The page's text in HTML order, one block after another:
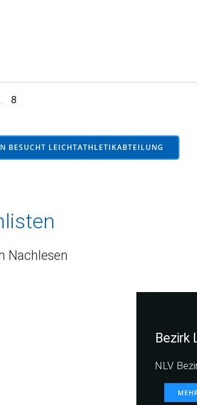
Page
8
BESUCHT LEICHTATHLETIKABTEILUNG
Nachlesen
Bezirk
NLV